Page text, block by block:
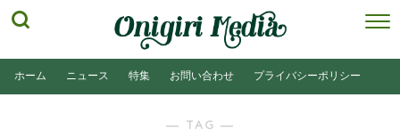
ホーム ニュース 特集 お問い合わせ プライバシーポリシー
― TAG ―